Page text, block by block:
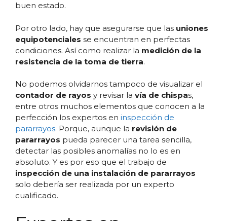
buen estado.
Por otro lado, hay que asegurarse que las uniones
equipotenciales se encuentran en perfectas
condiciones. Así como realizar la medición de la
resistencia de la toma de tierra.
No podemos olvidarnos tampoco de visualizar el
contador de rayos y revisar la vía de chispas,
entre otros muchos elementos que conocen a la
perfección los expertos en inspección de
pararrayos. Porque, aunque la revisión de
pararrayos pueda parecer una tarea sencilla,
detectar las posibles anomalías no lo es en
absoluto. Y es por eso que el trabajo de
inspección de una instalación de pararrayos
solo debería ser realizada por un experto
cualificado.